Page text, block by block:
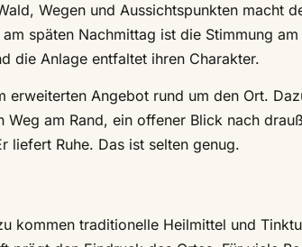
Wegen und Aussichtspunkten macht
späten Nachmittag ist die Stimmung am
die Anlage entfaltet ihren Charakter.
erweiterten Angebot rund um den Ort.
am Rand, ein offener Blick nach
liefert Ruhe. Das ist selten genug.
kommen traditionelle Heilmittel und